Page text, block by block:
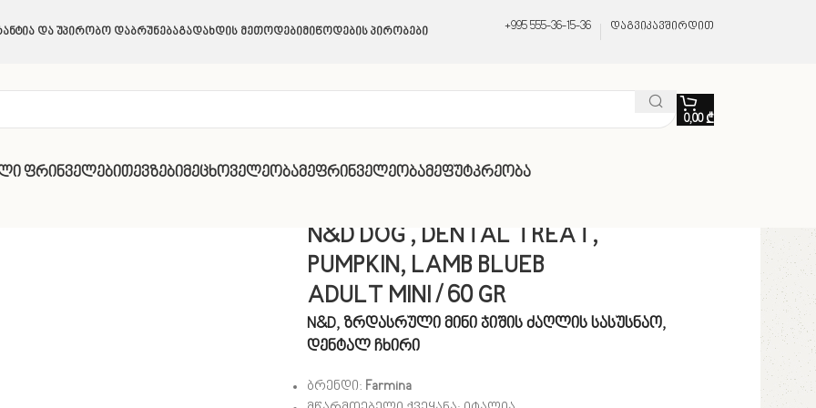
Და Უპირობო ᲓაბრუნებაᲒადახდის ᲛეთოდებიᲛიწოდების Პირობები +995 555-36-15-36 დაგვიკავშირდით
0,00₾
ᲤრინველებიᲗევზებიᲛეცხოველეობაᲛეფრინველეობაᲛეფუტკრეობა
LAMB BLUEB ADULT MINI / 60 GR
N&D DOG , DENTAL TREAT,
PUMPKIN, LAMB BLUEB
ADULT MINI / 60 GR
N&D, ზრდასრული მინი ჯიშის ძაღლის სასუსნაო,
დენტალ ჩხირი
ბრენდი: Farmina